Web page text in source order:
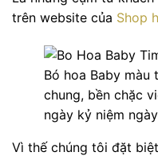
trên website của Shop
Bó hoa Baby màu
chung, bền chặc
ngày kỷ niệm
Vì thế chúng tôi đặt